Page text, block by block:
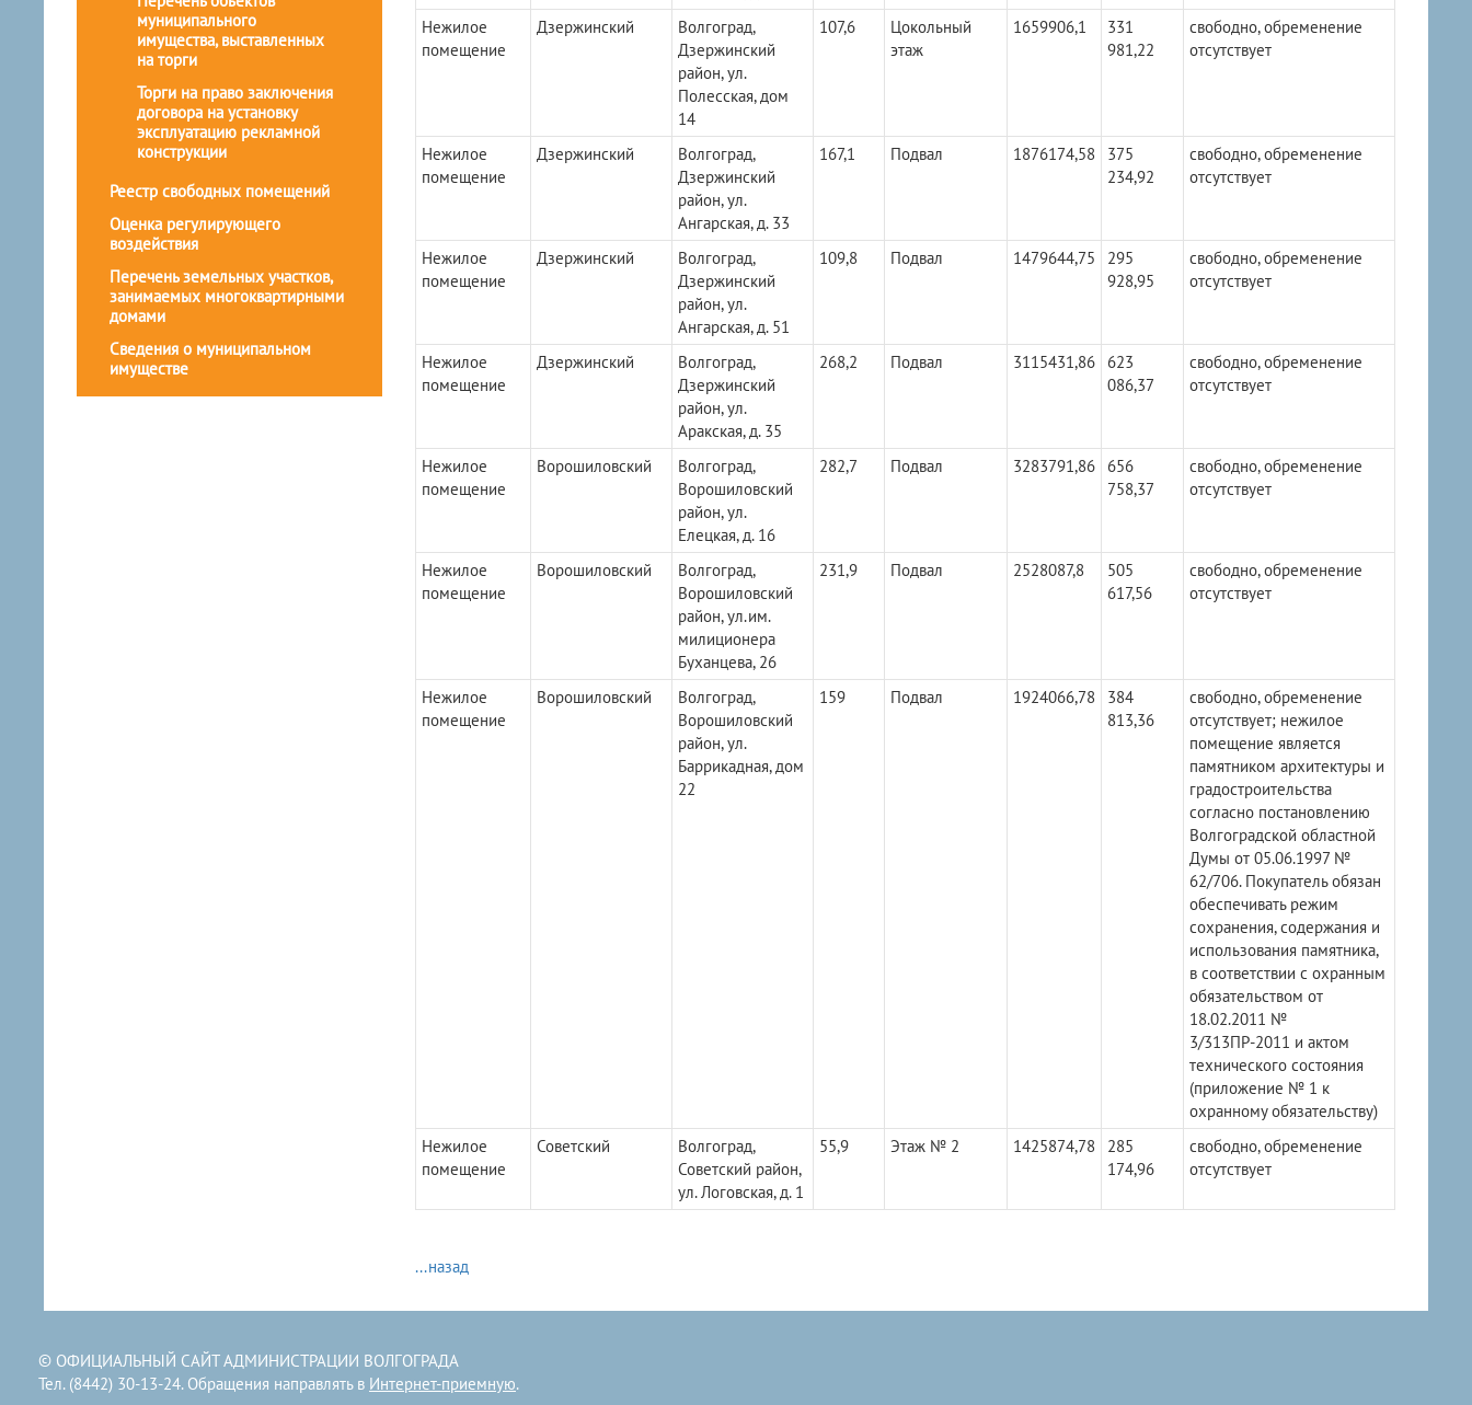
муниципального
имущества, выставленных
на торги
Торги на право заключения
договора на установку
эксплуатацию рекламной
конструкции
Реестр свободных помещений
Оценка регулирующего
воздействия
Перечень земельных участков,
занимаемых многоквартирными
домами
Сведения о муниципальном
имуществе
Нежилое
помещение
Дзержинский
Волгоград,
Дзержинский
район, ул.
Полесская, дом
14
107,6
Цокольный
этаж
1659906,1
331
981,22
свободно, обременение
отсутствует
Нежилое
помещение
Дзержинский
Волгоград,
Дзержинский
район, ул.
Ангарская, д. 33
167,1 Подвал 1876174,58
375
234,92
свободно, обременение
отсутствует
Нежилое
помещение
Дзержинский
Волгоград,
Дзержинский
район, ул.
Ангарская, д. 51
109,8 Подвал 1479644,75
295
928,95
свободно, обременение
отсутствует
Нежилое
помещение
Дзержинский
Волгоград,
Дзержинский
район, ул.
Аракская, д. 35
268,2 Подвал 3115431,86
623
086,37
свободно, обременение
отсутствует
Нежилое
помещение
Ворошиловский
Волгоград,
Ворошиловский
район, ул.
Елецкая, д. 16
282,7 Подвал 3283791,86
656
758,37
свободно, обременение
отсутствует
Нежилое
помещение
Ворошиловский
Волгоград,
Ворошиловский
район, ул.им.
милиционера
Буханцева, 26
231,9 Подвал 2528087,8
505
617,56
свободно, обременение
отсутствует
Нежилое
помещение
Ворошиловский
Волгоград,
Ворошиловский
район, ул.
Баррикадная, дом
22
159 Подвал 1924066,78
384
813,36
свободно, обременение
отсутствует; нежилое
помещение является
памятником архитектуры и
градостроительства
согласно постановлению
Волгоградской областной
Думы от 05.06.1997 №
62/706. Покупатель обязан
обеспечивать режим
сохранения, содержания и
использования памятника,
в соответствии с охранным
обязательством от
18.02.2011 №
3/313ПР-2011 и актом
технического состояния
(приложение № 1 к
охранному обязательству)
Нежилое
помещение
Советский
Волгоград,
Советский район,
ул. Логовская, д. 1
55,9 Этаж № 2 1425874,78
285
174,96
свободно, обременение
отсутствует
...назад
© ОФИЦИАЛЬНЫЙ САЙТ АДМИНИСТРАЦИИ ВОЛГОГРАДА
Тел. (8442) 30-13-24. Обращения направлять в Интернет-приемную.